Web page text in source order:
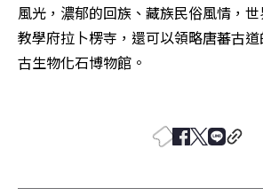
風光，濃郁的回族、藏族民俗風情，
教學府拉卜楞寺，還可以領略唐蕃古
古生物化石博物館。